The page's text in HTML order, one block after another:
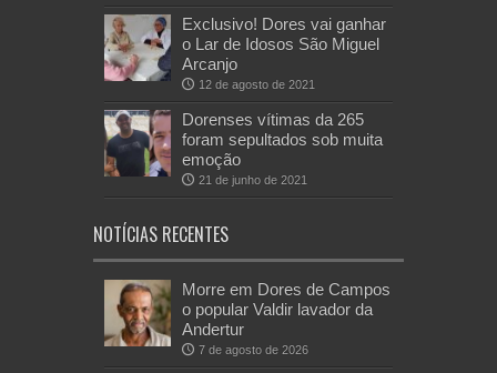
Exclusivo! Dores vai ganhar
o Lar de Idosos São Miguel
Arcanjo
12 de agosto de 2021
Dorenses vítimas da 265
foram sepultados sob muita
emoção
21 de junho de 2021
NOTÍCIAS RECENTES
Morre em Dores de Campos
o popular Valdir lavador da
Andertur
7 de agosto de 2026